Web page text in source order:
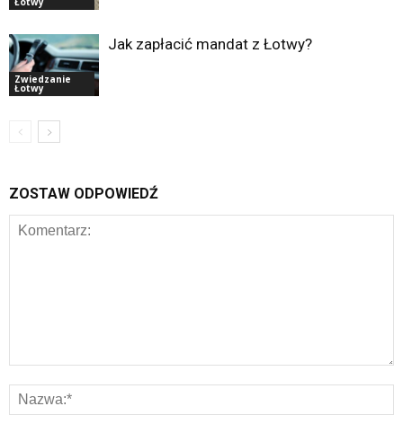
Zwiedzanie
Łotwy
Jak zapłacić mandat z Łotwy?
ZOSTAW ODPOWIEDŹ